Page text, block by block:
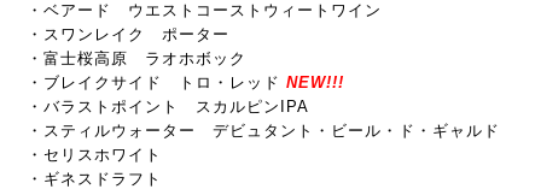
・ベアード ウエストコーストウィートワイン
・スワンレイク ポーター
・富士桜高原 ラオホボック
・ブレイクサイド トロ・レッド NEW!!!
・バラストポイント スカルピンIPA
・スティルウォーター デビュタント・ビール・ド・ギャルド
・セリスホワイト
・ギネスドラフト